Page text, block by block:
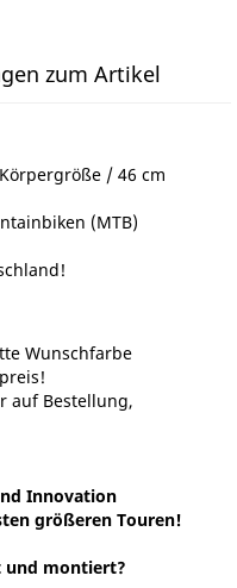
zum Artikel
/ 46 cm
(MTB)
Wunschfarbe
auf Bestellung,
Innovation
größeren Touren!
und montiert?